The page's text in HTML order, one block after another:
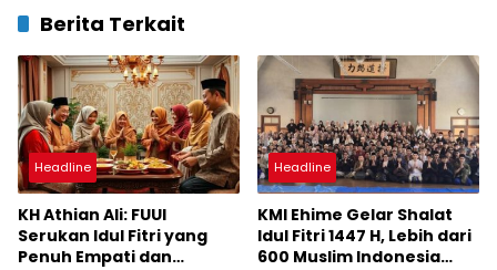
Berita Terkait
Headline
KH Athian Ali: FUUI
Serukan Idul Fitri yang
Penuh Empati dan
Headline
KMI Ehime Gelar Shalat
Idul Fitri 1447 H, Lebih dari
600 Muslim Indonesia